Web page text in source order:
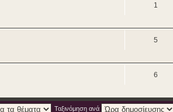
1
5
6
Ταξινόμηση ανά